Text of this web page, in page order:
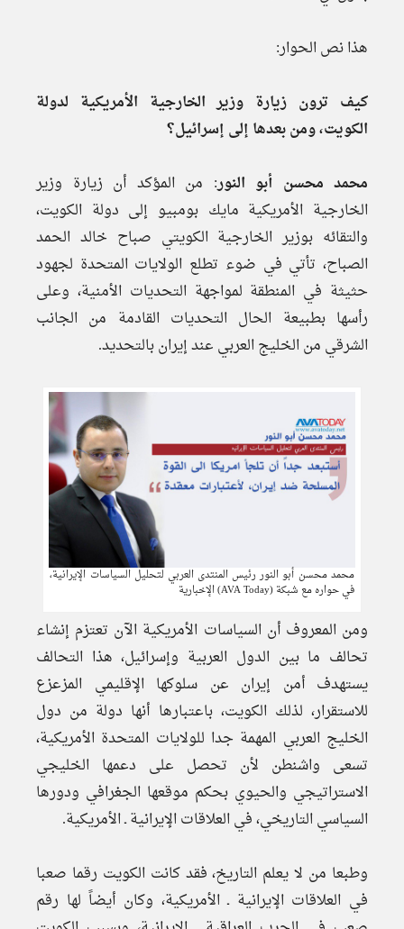
هذا نص الحوار:
كيف ترون زيارة وزير الخارجية الأمريكية لدولة
الكويت، ومن بعدها إلى إسرائيل؟
محمد محسن أبو النور: من المؤكد أن زيارة وزير
الخارجية الأمريكية مايك بومبيو إلى دولة الكويت،
والتقائه بوزير الخارجية الكويتي صباح خالد الحمد
الصباح، تأتي في ضوء تطلع الولايات المتحدة لجهود
حثيثة في المنطقة لمواجهة التحديات الأمنية، وعلى
رأسها بطبيعة الحال التحديات القادمة من الجانب
الشرقي من الخليج العربي عند إيران بالتحديد.
محمد محسن أبو النور رئيس المنتدى العربي لتحليل السياسات الإيرانية،
في حواره مع شبكة (AVA Today) الإخبارية
ومن المعروف أن السياسات الأمريكية الآن تعتزم إنشاء
تحالف ما بين الدول العربية وإسرائيل، هذا التحالف
یستهدف أمن إیران عن سلوكها الإقليمي المزعزع
للاستقرار، لذلك الكويت، باعتبارها أنها دولة من دول
الخليج العربي المهمة جدا للولايات المتحدة الأمريكية،
تسعى واشنطن لأن تحصل على دعمها الخليجي
الاستراتيجي والحيوي بحكم موقعها الجغرافي ودورها
السياسي التاريخي، في العلاقات الإيرانية ـ الأمريكية.
وطبعا من لا يعلم التاريخ، فقد كانت الكويت رقما صعبا
في العلاقات الإيرانية ـ الأمريكية، وكان أيضاً لها رقم